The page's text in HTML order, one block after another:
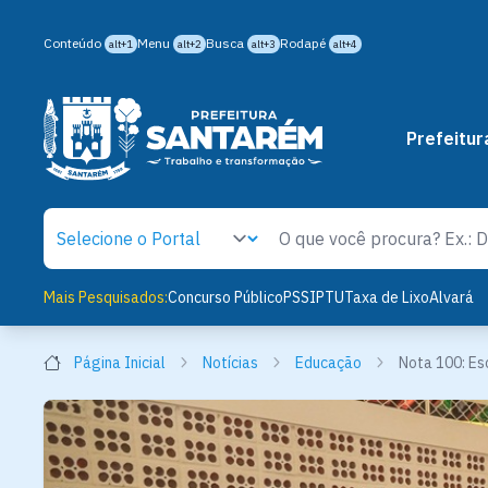
Conteúdo alt+1 Menu alt+2 Busca alt+3 Rodapé alt+4
Mais Pesquisados:Concurso PúblicoPSSIPTUTaxa de LixoAlvará
Página Inicial Notícias Educação Nota 100: